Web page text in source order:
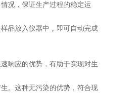
况，保证生产过程的稳定运
品放入仪器中，即可自动完成
响应的优势，有助于实现对生
。这种无污染的优势，符合现